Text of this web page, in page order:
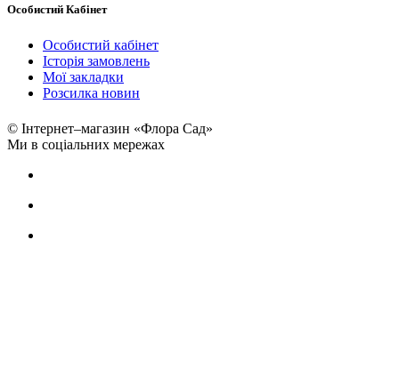
Особистий Кабінет
Особистий кабінет
Історія замовлень
Мої закладки
Розсилка новин
© Інтернет–магазин «Флора Сад»
Ми в соціальних мережах